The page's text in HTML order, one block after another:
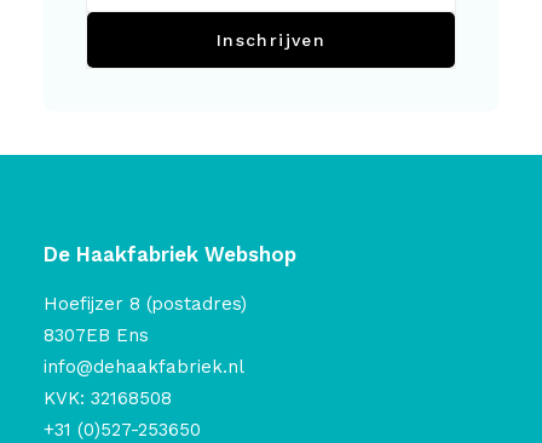
Inschrijven
De Haakfabriek Webshop
Hoefijzer 8 (postadres)
8307EB Ens
info@dehaakfabriek.nl
KVK: 32168508
+31 (0)527-253650